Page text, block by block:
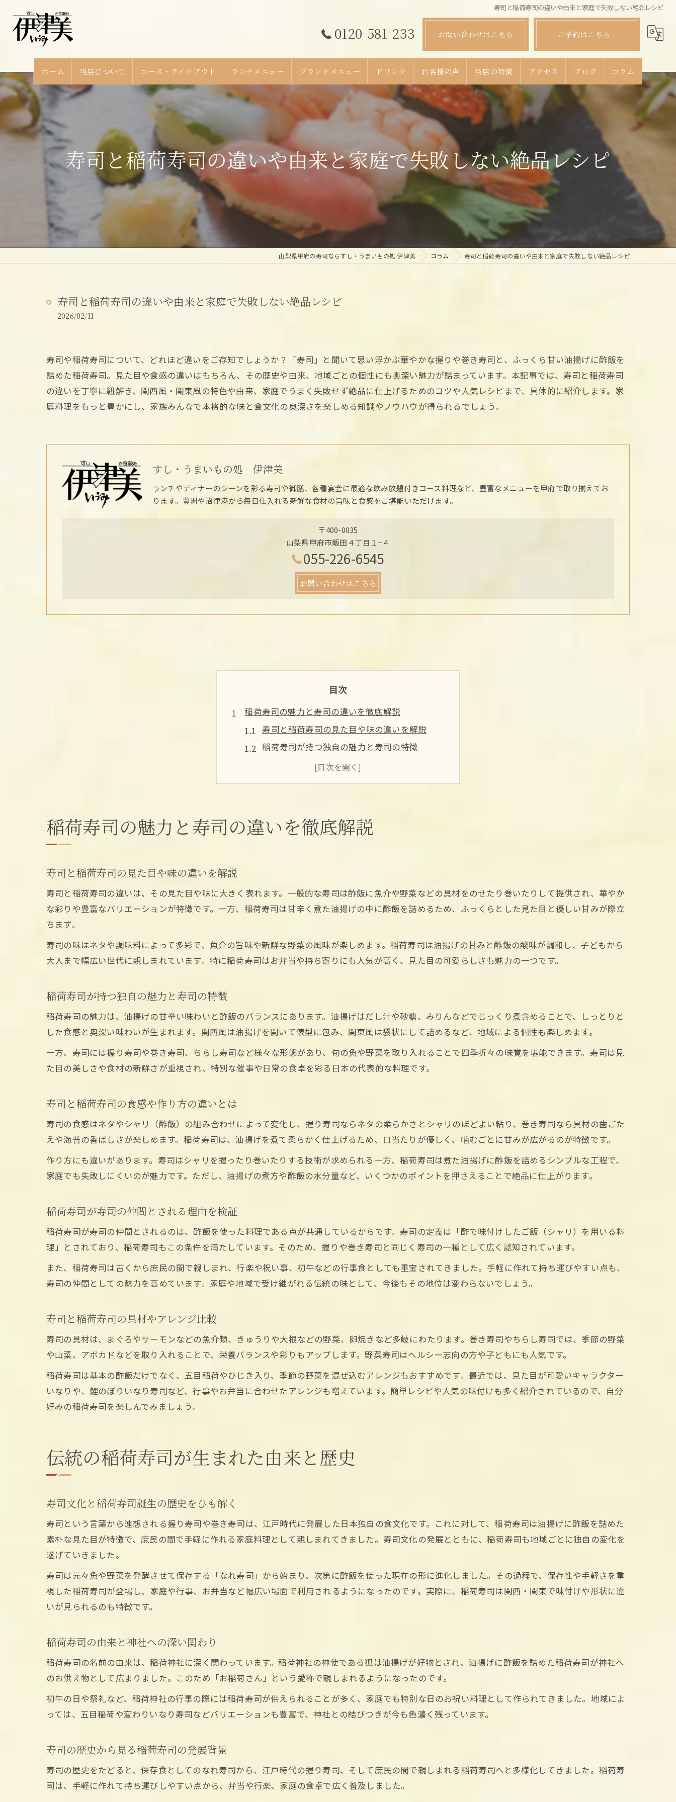
寿司と稲荷寿司の違いや由来と家庭で失敗しない絶品レシピ
0120-581-233 お問い合わせはこちら ご予約はこちら
ホーム 当店について コース・テイクアウト ランチメニュー グランドメニュー ドリンク お客様の声 当店の特徴
ランチ
ディナー
宴会
飲み放題
コース
アクセス ブログ コラム
寿司と稲荷寿司の違いや由来と家庭で失敗しない絶品レシピ
山梨県甲府の寿司ならすし・うまいもの処 伊津美 コラム 寿司と稲荷寿司の違いや由来と家庭で失敗しない絶品レシピ
寿司と稲荷寿司の違いや由来と家庭で失敗しない絶品レシピ
2026/02/11
寿司や稲荷寿司について、どれほど違いをご存知でしょうか？「寿司」と聞いて思い浮かぶ華やかな握りや巻き寿司と、ふっくら甘い油揚げに酢飯を
詰めた稲荷寿司。見た目や食感の違いはもちろん、その歴史や由来、地域ごとの個性にも奥深い魅力が詰まっています。本記事では、寿司と稲荷寿司
の違いを丁寧に紐解き、関西風・関東風の特色や由来、家庭でうまく失敗せず絶品に仕上げるためのコツや人気レシピまで、具体的に紹介します。家
庭料理をもっと豊かにし、家族みんなで本格的な味と食文化の奥深さを楽しめる知識やノウハウが得られるでしょう。
すし・うまいもの処 伊津美
ランチやディナーのシーンを彩る寿司や御膳、各種宴会に最適な飲み放題付きコース料理など、豊富なメニューを甲府で取り揃えてお
ります。豊洲や沼津港から毎日仕入れる新鮮な食材の旨味と食感をご堪能いただけます。
〒400-0035
山梨県甲府市飯田４丁目１−４
055-226-6545
お問い合わせはこちら
目次
稲荷寿司の魅力と寿司の違いを徹底解説
寿司と稲荷寿司の見た目や味の違いを解説
稲荷寿司が持つ独自の魅力と寿司の特徴
寿司と稲荷寿司の食感や作り方の違いとは
稲荷寿司が寿司の仲間とされる理由を検証
伝統の稲荷寿司が生まれた由来と歴史
寿司文化と稲荷寿司誕生の歴史をひも解く
稲荷寿司と寿司の名称や別名の歴史的意義
稲荷寿司の伝統が家庭に根付くまでの歩み
寿司作り初心者も簡単に稲荷寿司を楽しむコツ
絶品稲荷寿司を作るためのポイントと準備
人気の稲荷寿司レシピに学ぶ失敗しない方法
五目や胡麻で楽しむ家庭の稲荷寿司アレンジ
寿司の五目具材で彩る稲荷寿司のアレンジ術
胡麻や野菜を使った稲荷寿司の工夫を提案
関東風と関西風いなり寿司の特徴を比較
三角と俵型、稲荷寿司の形や味付けの違い
失敗しない稲荷寿司レシピの秘訣とは何か
酢飯と油揚げが絶品になる稲荷寿司の秘訣
稲荷寿司の魅力と寿司の違いを徹底解説
寿司と稲荷寿司の見た目や味の違いを解説
寿司と稲荷寿司の違いは、その見た目や味に大きく表れます。一般的な寿司は酢飯に魚介や野菜などの具材をのせたり巻いたりして提供され、華やか
な彩りや豊富なバリエーションが特徴です。一方、稲荷寿司は甘辛く煮た油揚げの中に酢飯を詰めるため、ふっくらとした見た目と優しい甘みが際立
ちます。
寿司の味はネタや調味料によって多彩で、魚介の旨味や新鮮な野菜の風味が楽しめます。稲荷寿司は油揚げの甘みと酢飯の酸味が調和し、子どもから
大人まで幅広い世代に親しまれています。特に稲荷寿司はお弁当や持ち寄りにも人気が高く、見た目の可愛らしさも魅力の一つです。
稲荷寿司が持つ独自の魅力と寿司の特徴
稲荷寿司の魅力は、油揚げの甘辛い味わいと酢飯のバランスにあります。油揚げはだし汁や砂糖、みりんなどでじっくり煮含めることで、しっとりと
した食感と奥深い味わいが生まれます。関西風は油揚げを開いて俵型に包み、関東風は袋状にして詰めるなど、地域による個性も楽しめます。
一方、寿司には握り寿司や巻き寿司、ちらし寿司など様々な形態があり、旬の魚や野菜を取り入れることで四季折々の味覚を堪能できます。寿司は見
た目の美しさや食材の新鮮さが重視され、特別な催事や日常の食卓を彩る日本の代表的な料理です。
寿司と稲荷寿司の食感や作り方の違いとは
寿司の食感はネタやシャリ（酢飯）の組み合わせによって変化し、握り寿司ならネタの柔らかさとシャリのほどよい粘り、巻き寿司なら具材の歯ごた
えや海苔の香ばしさが楽しめます。稲荷寿司は、油揚げを煮て柔らかく仕上げるため、口当たりが優しく、噛むごとに甘みが広がるのが特徴です。
作り方にも違いがあります。寿司はシャリを握ったり巻いたりする技術が求められる一方、稲荷寿司は煮た油揚げに酢飯を詰めるシンプルな工程で、
家庭でも失敗しにくいのが魅力です。ただし、油揚げの煮方や酢飯の水分量など、いくつかのポイントを押さえることで絶品に仕上がります。
稲荷寿司が寿司の仲間とされる理由を検証
稲荷寿司が寿司の仲間とされるのは、酢飯を使った料理である点が共通しているからです。寿司の定義は「酢で味付けしたご飯（シャリ）を用いる料
理」とされており、稲荷寿司もこの条件を満たしています。そのため、握りや巻き寿司と同じく寿司の一種として広く認知されています。
また、稲荷寿司は古くから庶民の間で親しまれ、行楽や祝い事、初午などの行事食としても重宝されてきました。手軽に作れて持ち運びやすい点も、
寿司の仲間としての魅力を高めています。家庭や地域で受け継がれる伝統の味として、今後もその地位は変わらないでしょう。
寿司と稲荷寿司の具材やアレンジ比較
寿司の具材は、まぐろやサーモンなどの魚介類、きゅうりや大根などの野菜、卵焼きなど多岐にわたります。巻き寿司やちらし寿司では、季節の野菜
や山菜、アボカドなどを取り入れることで、栄養バランスや彩りもアップします。野菜寿司はヘルシー志向の方や子どもにも人気です。
稲荷寿司は基本の酢飯だけでなく、五目稲荷やひじき入り、季節の野菜を混ぜ込むアレンジもおすすめです。最近では、見た目が可愛いキャラクター
いなりや、鯉のぼりいなり寿司など、行事やお弁当に合わせたアレンジも増えています。簡単レシピや人気の味付けも多く紹介されているので、自分
好みの稲荷寿司を楽しんでみましょう。
伝統の稲荷寿司が生まれた由来と歴史
寿司文化と稲荷寿司誕生の歴史をひも解く
寿司という言葉から連想される握り寿司や巻き寿司は、江戸時代に発展した日本独自の食文化です。これに対して、稲荷寿司は油揚げに酢飯を詰めた
素朴な見た目が特徴で、庶民の間で手軽に作れる家庭料理として親しまれてきました。寿司文化の発展とともに、稲荷寿司も地域ごとに独自の変化を
遂げていきました。
寿司は元々魚や野菜を発酵させて保存する「なれ寿司」から始まり、次第に酢飯を使った現在の形に進化しました。その過程で、保存性や手軽さを重
視した稲荷寿司が登場し、家庭や行事、お弁当など幅広い場面で利用されるようになったのです。実際に、稲荷寿司は関西・関東で味付けや形状に違
いが見られるのも特徴です。
稲荷寿司の由来と神社への深い関わり
稲荷寿司の名前の由来は、稲荷神社に深く関わっています。稲荷神社の神使である狐は油揚げが好物とされ、油揚げに酢飯を詰めた稲荷寿司が神社へ
のお供え物として広まりました。このため「お稲荷さん」という愛称で親しまれるようになったのです。
初午の日や祭礼など、稲荷神社の行事の際には稲荷寿司が供えられることが多く、家庭でも特別な日のお祝い料理として作られてきました。地域によ
っては、五目稲荷や変わりいなり寿司などバリエーションも豊富で、神社との結びつきが今も色濃く残っています。
寿司の歴史から見る稲荷寿司の発展背景
寿司の歴史をたどると、保存食としてのなれ寿司から、江戸時代の握り寿司、そして庶民の間で親しまれる稲荷寿司へと多様化してきました。稲荷寿
司は、手軽に作れて持ち運びしやすい点から、弁当や行楽、家庭の食卓で広く普及しました。
ご予約はこちら
ご予約はこちら